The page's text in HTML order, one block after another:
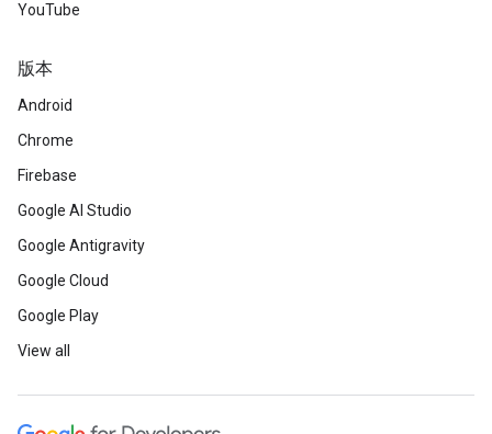
YouTube
版本
Android
Chrome
Firebase
Google AI Studio
Google Antigravity
Google Cloud
Google Play
View all